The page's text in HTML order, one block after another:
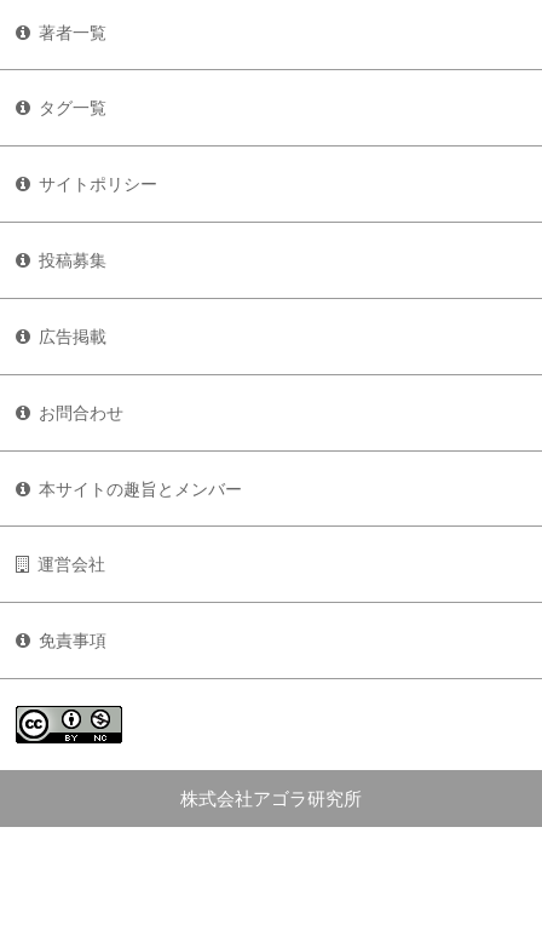
著者一覧
タグ一覧
サイトポリシー
投稿募集
広告掲載
お問合わせ
本サイトの趣旨とメンバー
運営会社
免責事項
株式会社アゴラ研究所